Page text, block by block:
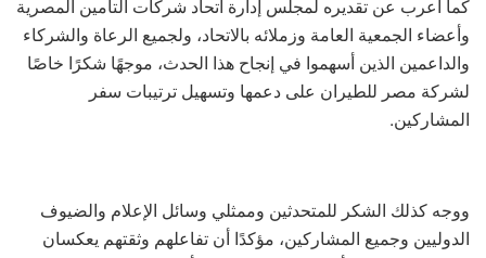
كما أعرب عن تقديره لمجلس إدارة اتحاد شركات التأمين المصرية
وأعضاء الجمعية العامة وزملائه بالاتحاد، ولجميع الرعاة والشركاء
والداعمين الذين أسهموا في إنجاح هذا الحدث، موجهًا شكرًا خاصًا
لشركة مصر للطيران على دعمها وتسهيل ترتيبات سفر
المشاركين.
ووجه كذلك الشكر للمتحدثين وممثلي وسائل الإعلام والضيوف
الدوليين وجميع المشاركين، مؤكدًا أن تفاعلهم وثقتهم يعكسان